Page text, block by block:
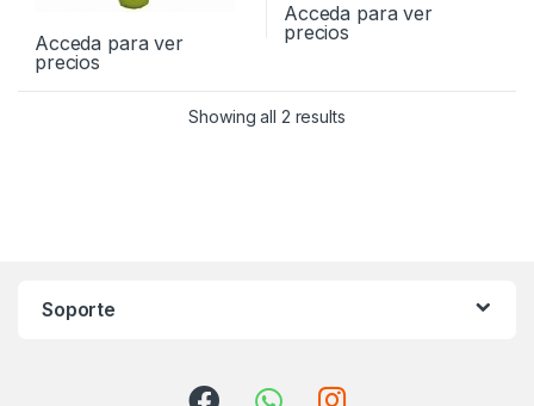
Acceda para ver
precios
Acceda para ver
precios
Showing all 2 results
Soporte